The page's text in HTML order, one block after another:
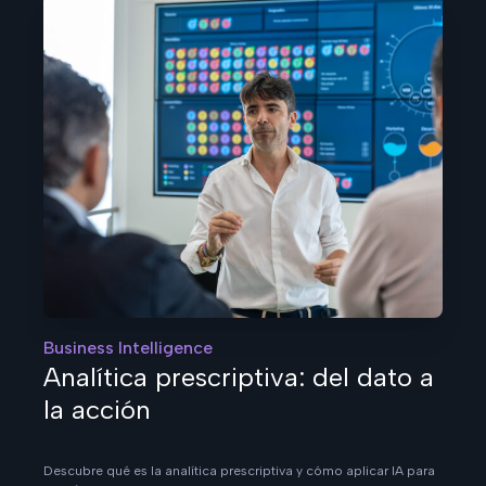
Business Intelligence
Analítica prescriptiva: del dato a
la acción
Descubre qué es la analítica prescriptiva y cómo aplicar IA para